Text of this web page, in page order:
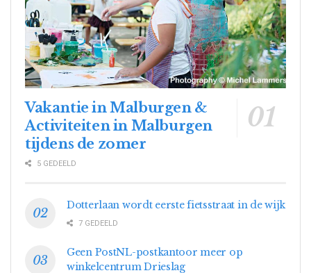
Vakantie in Malburgen &
Activiteiten in Malburgen
tijdens de zomer
5 GEDEELD
Dotterlaan wordt eerste fietsstraat in de wijk
7 GEDEELD
Geen PostNL-postkantoor meer op
winkelcentrum Drieslag